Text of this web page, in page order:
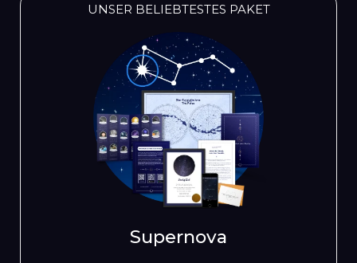
UNSER BELIEBTESTES PAKET
Supernova